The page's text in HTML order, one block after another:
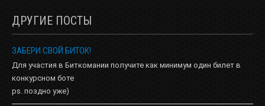
ДРУГИЕ ПОСТЫ
ЗАБЕРИ СВОЙ БИТОК!
Для участия в Биткомании получите как минимум один билет в
конкурсном боте
ps. поздно уже)